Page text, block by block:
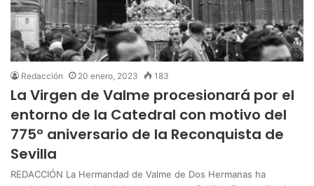
Redacción 20 enero, 2023 183
La Virgen de Valme procesionará por el
entorno de la Catedral con motivo del
775º aniversario de la Reconquista de
Sevilla
REDACCIÓN La Hermandad de Valme de Dos Hermanas ha